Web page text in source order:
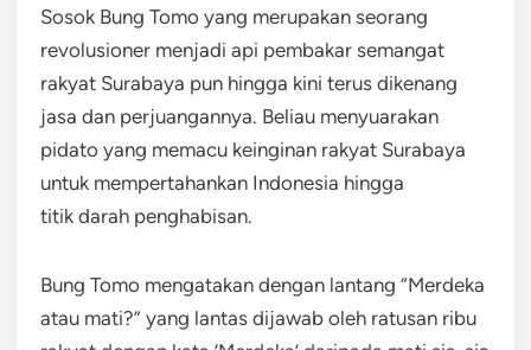
Sosok Bung Tomo yang merupakan seorang
revolusioner menjadi api pembakar semangat
rakyat Surabaya pun hingga kini terus dikenang
jasa dan perjuangannya. Beliau menyuarakan
pidato yang memacu keinginan rakyat Surabaya
untuk mempertahankan Indonesia hingga
titik darah penghabisan.
Bung Tomo mengatakan dengan lantang “Merdeka
atau mati?” yang lantas dijawab oleh ratusan ribu